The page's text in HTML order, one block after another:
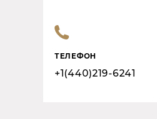
ТЕЛЕФОН
+1(440)219-6241